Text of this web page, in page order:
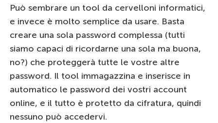
Può sembrare un tool da cervelloni informatici,
e invece è molto semplice da usare. Basta
creare una sola password complessa (tutti
siamo capaci di ricordarne una sola ma buona,
no?) che proteggerà tutte le vostre altre
password. Il tool immagazzina e inserisce in
automatico le password dei vostri account
online, e il tutto è protetto da cifratura, quindi
nessuno può accedervi.